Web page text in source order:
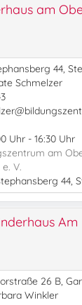
am
44,
Schmelzer
Uhr - 16:30 Uhr
am
V.
44,
Am
26 B,
Winkler